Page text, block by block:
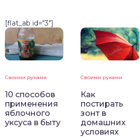
[flat_ab id="3"]
Своими руками
10 способов
применения
яблочного
уксуса в быту
Своими руками
Как
постирать
зонт в
домашних
условиях